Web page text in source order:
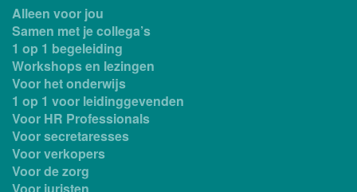
Alleen voor jou
Samen met je collega’s
1 op 1 begeleiding
Workshops en lezingen
Voor het onderwijs
1 op 1 voor leidinggevenden
Voor HR Professionals
Voor secretaresses
Voor verkopers
Voor de zorg